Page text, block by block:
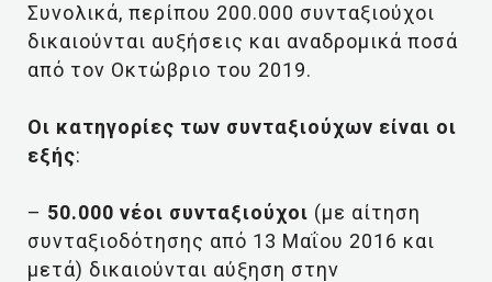
Συνολικά, περίπου 200.000 συνταξιούχοι
δικαιούνται αυξήσεις και αναδρομικά ποσά
από τον Οκτώβριο του 2019.
Οι κατηγορίες των συνταξιούχων είναι οι
εξής:
– 50.000 νέοι συνταξιούχοι (με αίτηση
συνταξιοδότησης από 13 Μαΐου 2016 και
μετά) δικαιούνται αύξηση στην